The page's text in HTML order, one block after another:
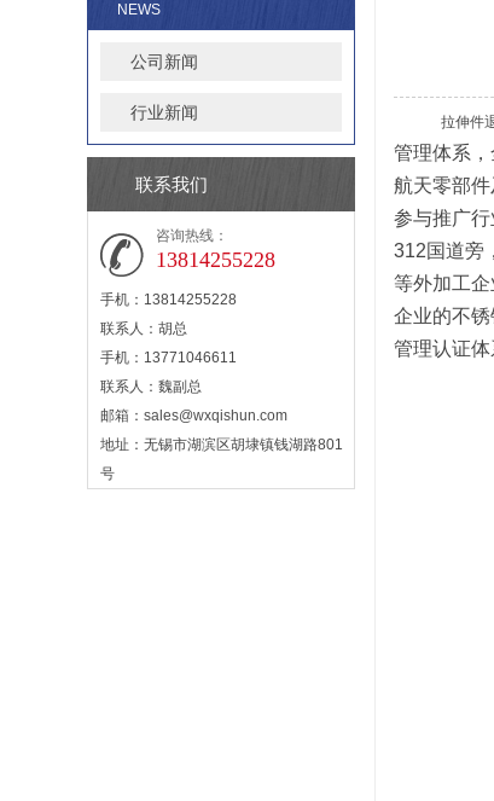
NEWS
公司新闻
行业新闻
联系我们
咨询热线：
13814255228
手机：13814255228
联系人：胡总
手机：13771046611
联系人：魏副总
邮箱： sales@wxqishun.com
地址：无锡市湖滨区胡埭镇钱湖路801
号
拉伸件
管理体系
航天零部
参与推广
312国道旁
等外加工
企业的不
管理认证